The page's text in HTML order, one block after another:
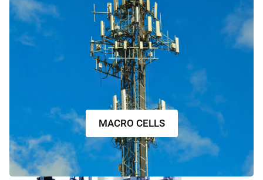
MACRO CELLS